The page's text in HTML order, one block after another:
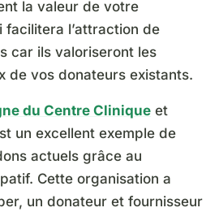
la valeur de votre
facilitera l’attraction de
car ils valoriseront les
de vos donateurs existants.
du Centre Clinique et
un excellent exemple de
actuels grâce au
Cette organisation a
un donateur et fournisseur